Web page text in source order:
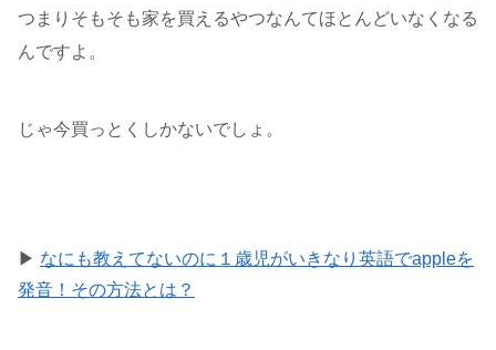
つまりそもそも家を買えるやつなんてほとんどいなくなる
んですよ。
じゃ今買っとくしかないでしょ。
▶ なにも教えてないのに１歳児がいきなり英語でappleを
発音！その方法とは？